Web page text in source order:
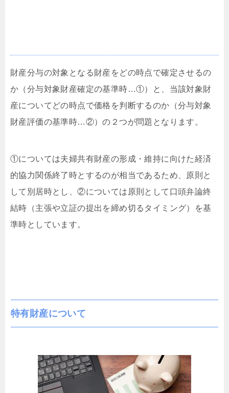
財産分与の対象となる財産をどの時点で確定させるの
か（分与対象財産確定の基準時…①）と、当該対象財
産についてどの時点で価格を判断するのか（分与対象
財産評価の基準時…②）の２つが問題となります。
①については夫婦共有財産の形成・維持に向けた経済
的協力関係終了時とするのが相当であるため、原則と
して別居時とし、②については原則として口頭弁論終
結時（主張や立証の提出を締め切るタイミング）を基
準時としています。
特有財産について